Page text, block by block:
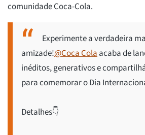
comunidade Coca-Cola.
Experimente a verdadeira
amizade!@Coca Colaacaba de
inéditos, generativos e
para comemorar o Dia
Detalhes👇